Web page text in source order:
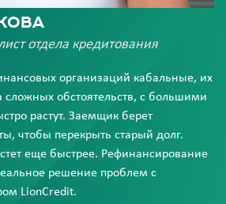
отдела кредитования
организаций кабальные, их
сложных обстоятельств, с большими
растут. Заемщик берет
чтобы перекрыть старый долг.
еще быстрее. Рефинансирование
решение проблем с
LionCredit.